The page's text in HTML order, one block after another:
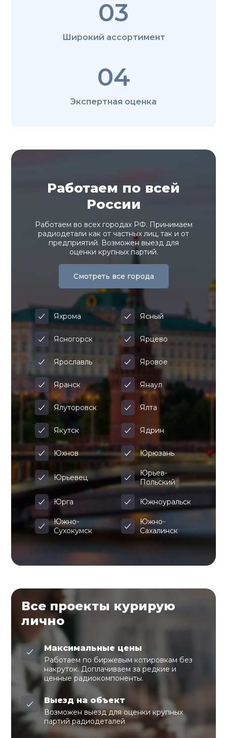
03
Широкий ассортимент
04
Экспертная оценка
Работаем по всей
России
Работаем во всех городах РФ. Принимаем
радиодетали как от частных лиц, так и от
предприятий. Возможен выезд для
оценки крупных партий.
Смотреть все города
Яхрома Ясный
Ясногорск Ярцево
Ярославль Яровое
Яранск Янаул
Ялуторовск Ялта
Якутск Ядрин
Юхнов Юрюзань
Юрьевец
Юрьев-
Польский
Юрга Южноуральск
Южно-
Сухокумск
Южно-
Сахалинск
Все проекты курирую
лично
Максимальные цены
Работаем по биржевым котировкам без
накруток. Доплачиваем за редкие и
ценные радиокомпоненты.
Выезд на объект
Возможен выезд для оценки крупных
партий радиодеталей